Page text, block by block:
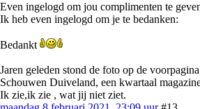
Even ingelogd om jou complimenten te
Ik heb even ingelogd om je te bedanken:
Bedankt
Jaren geleden stond de foto op de
Schouwen Duiveland, een kwartaal
Ik zie,ik zie , wat jij niet ziet.